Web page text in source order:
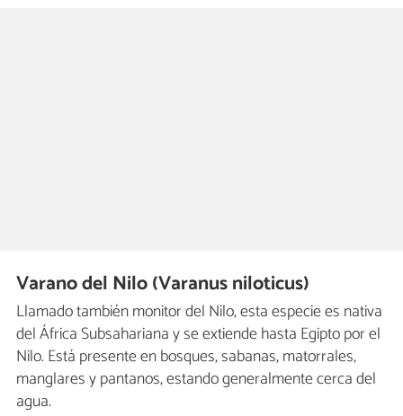
Varano del Nilo (Varanus niloticus)
Llamado también monitor del Nilo, esta especie es nativa
del África Subsahariana y se extiende hasta Egipto por el
Nilo. Está presente en bosques, sabanas, matorrales,
manglares y pantanos, estando generalmente cerca del
agua.